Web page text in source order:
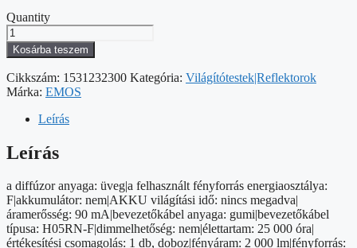
Quantity
LED
reflektor
SIMPO
PIR
20
természetes
mennyiség
Kosárba teszem
Cikkszám: 1531232300 Kategória: Világítótestek|Reflektorok
Márka: EMOS
Leírás
Leírás
a diffúzor anyaga: üveg|a felhasznált fényforrás energiaosztálya:
F|akkumulátor: nem|AKKU világítási idő: nincs megadva|
áramerősség: 90 mA|bevezetőkábel anyaga: gumi|bevezetőkábel
típusa: H05RN-F|dimmelhetőség: nem|élettartam: 25 000 óra|
értékesítési csomagolás: 1 db, doboz|fényáram: 2 000 lm|fényforrás: